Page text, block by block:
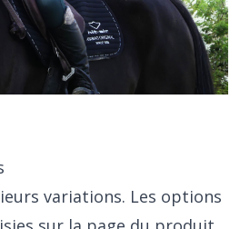
variations. Les options